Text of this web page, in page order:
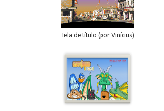
Tela de título (por Vinícius)